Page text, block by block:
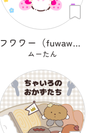
フワワー（fuwawar）
ムーたん